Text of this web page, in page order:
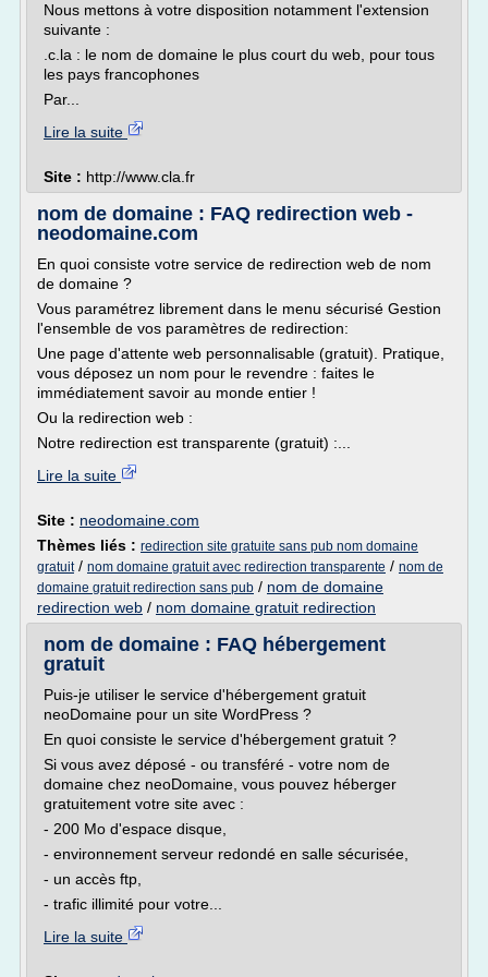
Nous mettons à votre disposition notamment l'extension
suivante :
.c.la : le nom de domaine le plus court du web, pour tous
les pays francophones
Par...
Lire la suite
Site : http://www.cla.fr
nom de domaine : FAQ redirection web -
neodomaine.com
En quoi consiste votre service de redirection web de nom
de domaine ?
Vous paramétrez librement dans le menu sécurisé Gestion
l'ensemble de vos paramètres de redirection:
Une page d'attente web personnalisable (gratuit). Pratique,
vous déposez un nom pour le revendre : faites le
immédiatement savoir au monde entier !
Ou la redirection web :
Notre redirection est transparente (gratuit) :...
Lire la suite
Site : neodomaine.com
Thèmes liés : redirection site gratuite sans pub nom domaine
gratuit/ nom domaine gratuit avec redirection transparente / nom de
domaine gratuit redirection sans pub / nom de domaine
redirection web / nom domaine gratuit redirection
nom de domaine : FAQ hébergement
gratuit
Puis-je utiliser le service d'hébergement gratuit
neoDomaine pour un site WordPress ?
En quoi consiste le service d'hébergement gratuit ?
Si vous avez déposé - ou transféré - votre nom de
domaine chez neoDomaine, vous pouvez héberger
gratuitement votre site avec :
- 200 Mo d'espace disque,
- environnement serveur redondé en salle sécurisée,
- un accès ftp,
- trafic illimité pour votre...
Lire la suite